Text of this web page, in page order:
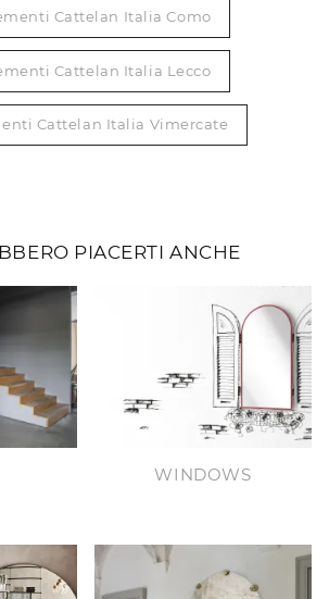
Cattelan Italia Como
Cattelan Italia Lecco
Cattelan Italia Vimercate
PIACERTI ANCHE
WINDOWS